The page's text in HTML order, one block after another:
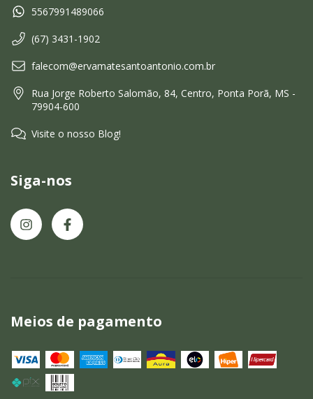
5567991489066
(67) 3431-1902
falecom@ervamatesantoantonio.com.br
Rua Jorge Roberto Salomão, 84, Centro, Ponta Porã, MS -
79904-600
Visite o nosso Blog!
Siga-nos
Meios de pagamento